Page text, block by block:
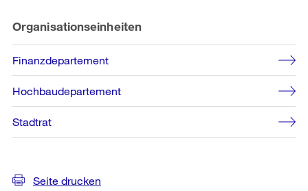
Organisationseinheiten
Finanzdepartement
Hochbaudepartement
Stadtrat
Seite drucken